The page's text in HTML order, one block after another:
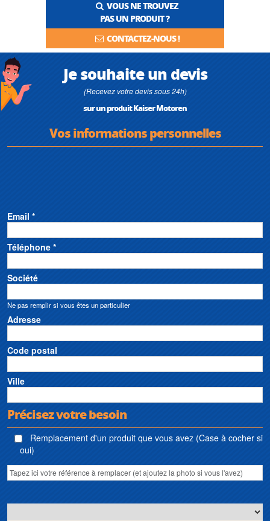
VOUS NE TROUVEZ
PAS UN PRODUIT ?
CONTACTEZ-NOUS !
Je souhaite un devis
(Recevez votre devis sous 24h)
sur un produit Kaiser Motoren
Vos informations personnelles
Email *
Téléphone *
Société
Ne pas remplir si vous êtes un particulier
Adresse
Code postal
Ville
Précisez votre besoin
Remplacement d'un produit que vous avez (Case à cocher si
oui)